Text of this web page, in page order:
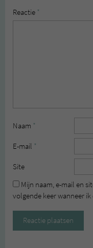
Reactie *
Naam *
E-mail *
Site
Mijn naam, e-mail en
volgende keer wanneer